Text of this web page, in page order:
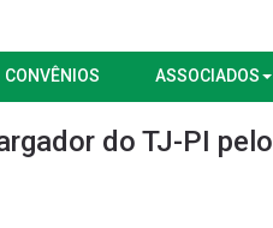
CONVÊNIOS ASSOCIADOS
do TJ-PI pelo